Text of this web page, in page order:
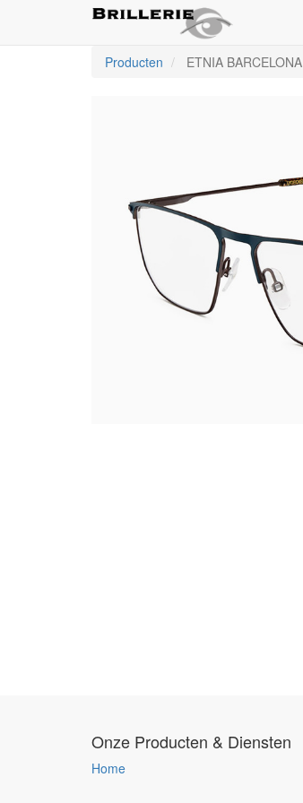
Producten ETNIA BARCELONA
Onze Producten & Diensten
Home